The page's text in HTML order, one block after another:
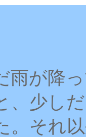
が降
、少し
。それ